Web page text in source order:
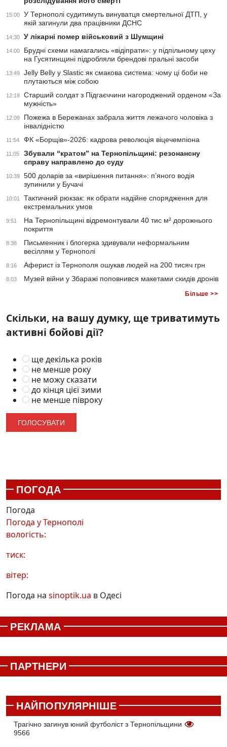
15:00
У Тернополі судитимуть винуватця смертельної ДТП, у
якій загинули два працівники ДСНС
14:30 У лікарні помер військовий з Шумщині
14:00
Брудні схеми намагались «відіпрати»: у підпільному цеху
на Гусятинщині підробляли брендові пральні засоби
13:49
Jelly Belly у Slastic як смакова система: чому ці боби не
плутаються між собою
12:18
Cтарший солдат з Підгаєччини нагороджений орденом «За
мужність»
12:09
Пожежа в Бережанах забрала життя лежачого чоловіка з
інвалідністю
11:54 ФК «Борщів»-2026: кадрова революція віцечемпіона
11:05
Збували “кратом” на Тернопільщині: резонансну
справу направлено до суду
10:39
500 доларів за «вирішення питання»: п’яного водія
зупинили у Бучачі
10:01
Тактичний рюкзак: як обрати надійне спорядження для
екстремальних умов
9:51
На Тернопільщині відремонтували 40 тис м² дорожнього
покриття
8:38
Письменник і блогерка здивували неформальним
весіллям у Тернополі
8:16 Аферист із Тернополя ошукав людей на 200 тисяч грн
8:03 Музей війни у Збаражі поповнився макетами скидів дронів
Більше >>
Скільки, на вашу думку, ще триватимуть
активні бойові дії?
ще декілька років
не менше року
не можу сказати
до кінця цієї зими
не менше півроку
ПОГОДА
Погода
Погода уТернополі
вологість:
тиск:
вітер:
Погода на sinoptik.ua в Одесі
РЕКЛАМА
ПАРТНЕРИ
НАЙПОПУЛЯРНІШЕ
Трагічно загинув юний футболіст з Тернопільщини
9566